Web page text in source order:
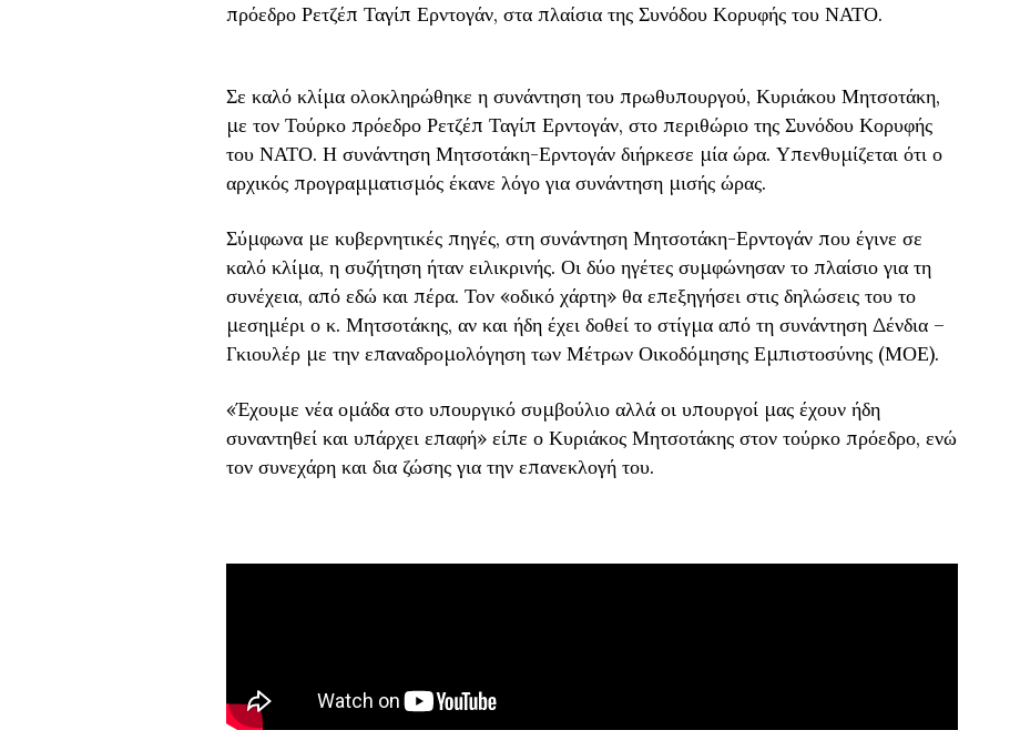
πρόεδρο Ρετζέπ Ταγίπ Ερντογάν, στα πλαίσια της Συνόδου Κορυφής του ΝΑΤΟ.
Σε καλό κλίμα ολοκληρώθηκε η συνάντηση του πρωθυπουργού, Κυριάκου Μητσοτάκη,
με τον Τούρκο πρόεδρο Ρετζέπ Ταγίπ Ερντογάν, στο περιθώριο της Συνόδου Κορυφής
του ΝΑΤΟ. Η συνάντηση Μητσοτάκη-Ερντογάν διήρκεσε μία ώρα. Υπενθυμίζεται ότι ο
αρχικός προγραμματισμός έκανε λόγο για συνάντηση μισής ώρας.
Σύμφωνα με κυβερνητικές πηγές, στη συνάντηση Μητσοτάκη-Ερντογάν που έγινε σε
καλό κλίμα, η συζήτηση ήταν ειλικρινής. Οι δύο ηγέτες συμφώνησαν το πλαίσιο για τη
συνέχεια, από εδώ και πέρα. Τον «οδικό χάρτη» θα επεξηγήσει στις δηλώσεις του το
μεσημέρι ο κ. Μητσοτάκης, αν και ήδη έχει δοθεί το στίγμα από τη συνάντηση Δένδια –
Γκιουλέρ με την επαναδρομολόγηση των Μέτρων Οικοδόμησης Εμπιστοσύνης (ΜΟΕ).
«Έχουμε νέα ομάδα στο υπουργικό συμβούλιο αλλά οι υπουργοί μας έχουν ήδη
συναντηθεί και υπάρχει επαφή» είπε ο Κυριάκος Μητσοτάκης στον τούρκο πρόεδρο, ενώ
τον συνεχάρη και δια ζώσης για την επανεκλογή του.